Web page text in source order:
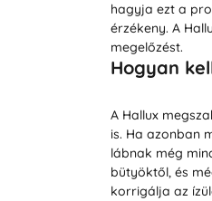
hagyja ezt a
érzékeny. A
megelőzést.
Hogyan
A Hallux
is. Ha azonban
lábnak még
bütyöktől, és
korrigálja az